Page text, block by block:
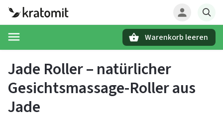
Warenkorb leeren
Jade Roller – natürlicher
Gesichtsmassage-Roller aus
Jade